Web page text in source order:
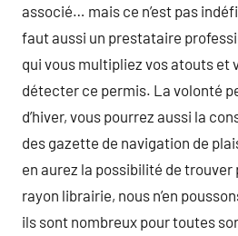
associé… mais ce n’est pas
faut aussi un prestataire
qui vous multipliez vos atouts et
détecter ce permis. La volonté
d’hiver, vous pourrez aussi la
des gazette de navigation de
en aurez la possibilité de trouver
rayon librairie, nous n’en
ils sont nombreux pour toutes